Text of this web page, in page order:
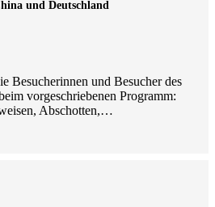
und Deutschland
Besucherinnen und Besucher des
vorgeschriebenen Programm:
Abschotten,…